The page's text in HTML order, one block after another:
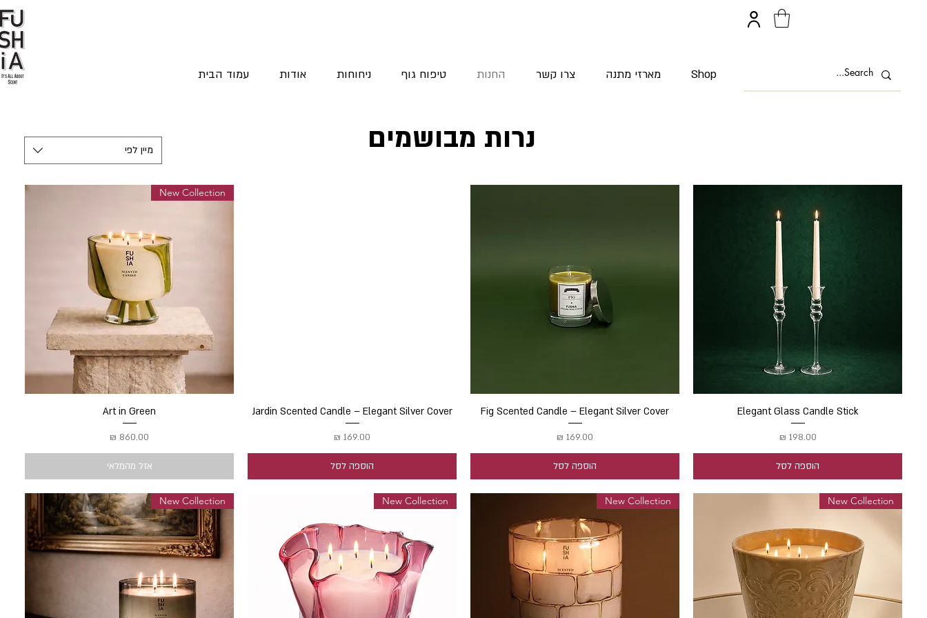
עמוד הבית אודות ניחוחות טיפוח גוף החנות צרו קשר מארזי מתנה Shop
נרות מבושמים מיין לפי
תצוגה מהירה
Elegant Glass Candle Stick
מחיר
הוספה לסל
תצוגה מהירה
Fig Scented Candle – Elegant Silver Cover
מחיר
הוספה לסל
תצוגה מהירה
Jardin Scented Candle – Elegant Silver Cover
מחיר
הוספה לסל
תצוגה מהירה
New Collection
Art in Green
מחיר
אזל מהמלאי
New Collection
New Collection
New Collection
New Collection